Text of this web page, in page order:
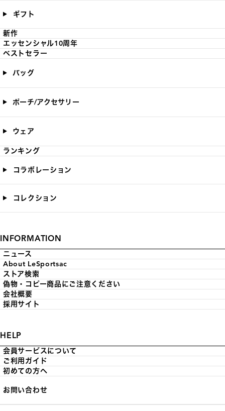
ギフト
新作
エッセンシャル10周年
ベストセラー
バッグ
ポーチ/アクセサリー
ウェア
ランキング
コラボレーション
コレクション
INFORMATION
ニュース
About LeSportsac
ストア検索
偽物・コピー商品にご注意ください
会社概要
採用サイト
HELP
会員サービスについて
ご利用ガイド
初めての方へ
お問い合わせ